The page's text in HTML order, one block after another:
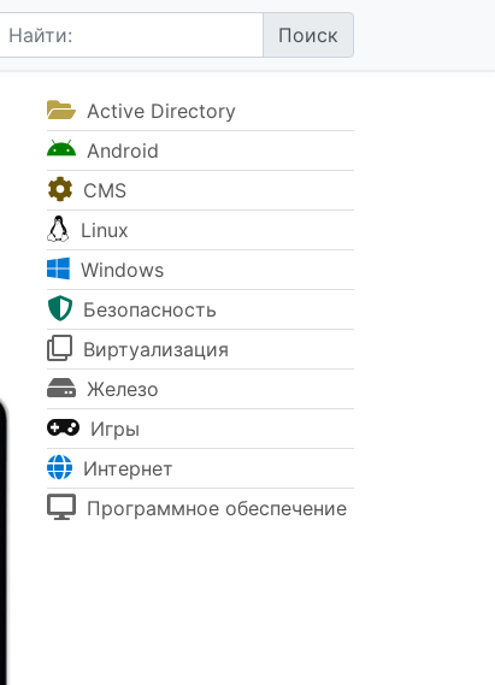
Active Directory
Android
CMS
Linux
Windows
Безопасность
Виртуализация
Железо
Игры
Интернет
Программное обеспечение